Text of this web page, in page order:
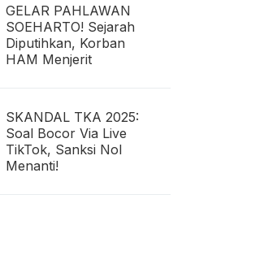
GELAR PAHLAWAN
SOEHARTO! Sejarah
Diputihkan, Korban
HAM Menjerit
SKANDAL TKA 2025:
Soal Bocor Via Live
TikTok, Sanksi Nol
Menanti!